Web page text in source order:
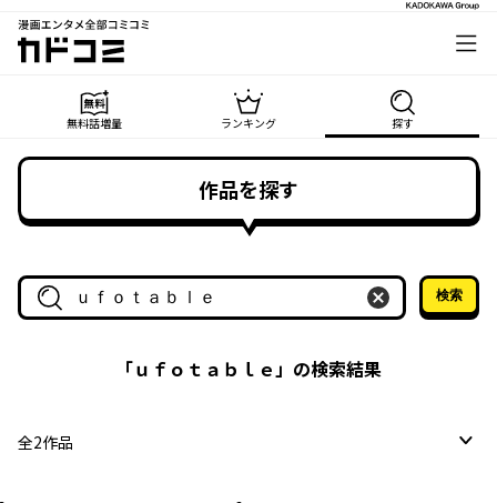
漫画エンタメ全部コミコミ
カドコミ
無料話増量 ランキング 探す
作品を探す
作品名・作家名で探す
検索
「ｕｆｏｔａｂｌｅ」の検索結果
全2作品